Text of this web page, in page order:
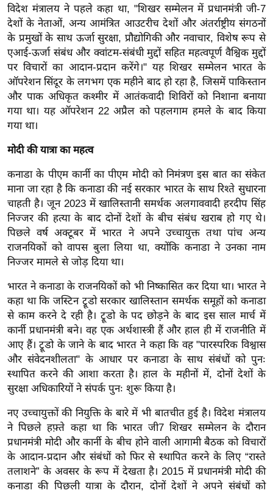
बे
मि
सा
ल
श
ख्सि
य
त
यं
ग
इं
डि
या
सा
हि
त्य
ग
त
ऑ
टो
व
र्ल्ड
न्यू
ब्री
फ
म
नो
रं
विदेश मंत्रालय ने पहले कहा था, "शिखर सम्मेलन में प्रधानमंत्री जी-7
देशों के नेताओं, अन्य आमंत्रित आउटरीच देशों और अंतर्राष्ट्रीय संगठनों
के प्रमुखों के साथ ऊर्जा सुरक्षा, प्रौद्योगिकी और नवाचार, विशेष रूप से
एआई-ऊर्जा संबंध और क्वांटम-संबंधी मुद्दों सहित महत्वपूर्ण वैश्विक मुद्दों
पर विचारों का आदान-प्रदान करेंगे।" यह शिखर सम्मेलन भारत के
ऑपरेशन सिंदूर के लगभग एक महीने बाद हो रहा है, जिसमें पाकिस्तान
और पाक अधिकृत कश्मीर में आतंकवादी शिविरों को निशाना बनाया
गया था। यह ऑपरेशन 22 अप्रैल को पहलगाम हमले के बाद किया
गया था।
मोदी की यात्रा का महत्व
कनाडा के पीएम कार्नी का पीएम मोदी को निमंत्रण इस बात का संकेत
माना जा रहा है कि कनाडा की नई सरकार भारत के साथ रिश्ते सुधारना
चाहती है। जून 2023 में खालिस्तानी समर्थक अलगाववादी हरदीप सिंह
निज्जर की हत्या के बाद दोनों देशों के बीच संबंध खराब हो गए थे।
पिछले वर्ष अक्टूबर में भारत ने अपने उच्चायुक्त तथा पांच अन्य
राजनयिकों को वापस बुला लिया था, क्योंकि कनाडा ने उनका नाम
निज्जर मामले से जोड़ दिया था।
भारत ने कनाडा के राजनयिकों को भी निष्कासित कर दिया था। भारत ने
कहा था कि जस्टिन ट्रूडो सरकार खालिस्तान समर्थक समूहों को कनाडा
से काम करने दे रही है। ट्रूडो के पद छोड़ने के बाद इस साल मार्च में
कार्नी प्रधानमंत्री बने। वह एक अर्थशास्त्री हैं और हाल ही में राजनीति में
आए हैं। ट्रूडो के जाने के बाद भारत ने कहा कि वह "पारस्परिक विश्वास
और संवेदनशीलता" के आधार पर कनाडा के साथ संबंधों को पुनः
स्थापित करने की आशा करता है। हाल के महीनों में, दोनों देशों के
सुरक्षा अधिकारियों ने संपर्क पुनः शुरू किया है।
नए उच्चायुक्तों की नियुक्ति के बारे में भी बातचीत हुई है। विदेश मंत्रालय
ने पिछले हफ़्ते कहा था कि भारत जी7 शिखर सम्मेलन के दौरान
प्रधानमंत्री मोदी और कार्नी के बीच होने वाली आगामी बैठक को विचारों
के आदान-प्रदान और संबंधों को फिर से स्थापित करने के लिए “रास्ते
तलाशने” के अवसर के रूप में देखता है। 2015 में प्रधानमंत्री मोदी की
कनाडा की पिछली यात्रा के दौरान, दोनों देशों ने अपने संबंधों को